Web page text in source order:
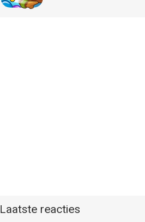
Laatste reacties